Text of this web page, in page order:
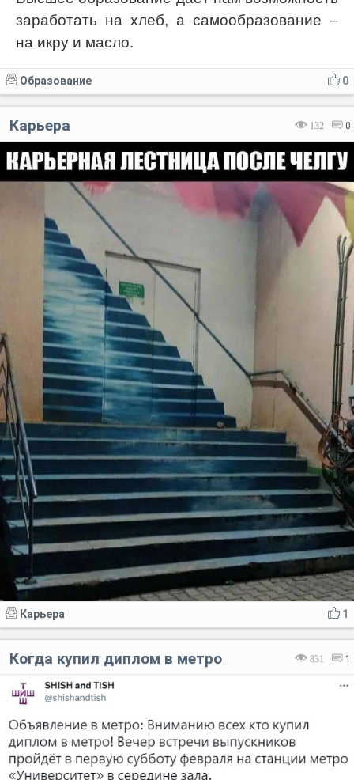
заработать на хлеб, а самообразование –
на икру и масло.
0
Образование
132 0
Карьера
1
Карьера
831 1
Когда купил диплом в метро